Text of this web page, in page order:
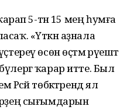
5-тән 15 мең һумға
«Үткән аҙнала
өсөн өҫтәмә рәүештә
ҡарар итте. Был
төбәктәрендә ял
сығымдарын